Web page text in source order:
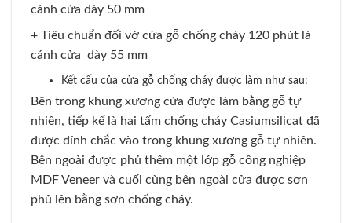
cánh cửa dày 50 mm
+ Tiêu chuẩn đối vớ cửa gỗ chống cháy 120 phút là
cánh cửa dày 55 mm
Kết cấu của cửa gỗ chống cháy được làm như sau:
Bên trong khung xương cửa được làm bằng gỗ tự
nhiên, tiếp kế là hai tấm chống cháy Casiumsilicat đã
được đính chắc vào trong khung xương gỗ tự nhiên.
Bên ngoài được phủ thêm một lớp gỗ công nghiệp
MDF Veneer và cuối cùng bên ngoài cửa được sơn
phủ lên bằng sơn chống cháy.